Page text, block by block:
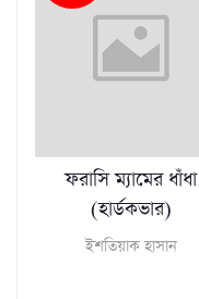
ফরাসি ম্যামের ধাঁধা
(হার্ডকভার)
ইশতিয়াক হাসান